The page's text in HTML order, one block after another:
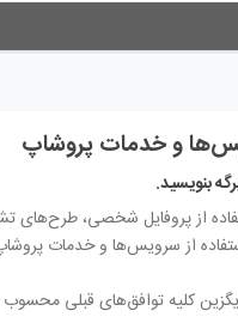
و خدمات پروشاپ
بنویسید.
از پروفایل شخصی، طرح‏‌های
از سرویس‌‏ها و خدمات
کلیه توافق‏‌های قبلی